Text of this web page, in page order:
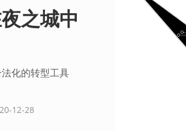
之城中
化的转型工具
12-28